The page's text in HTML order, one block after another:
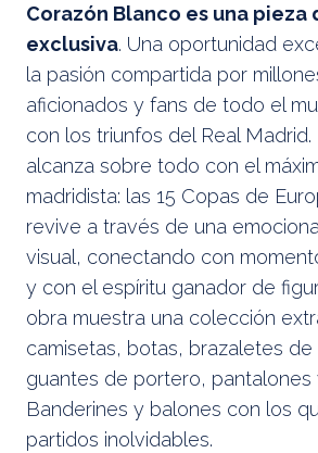
Corazón Blanco es una
exclusiva. Una oportunidad
la pasión compartida por
aficionados y fans de todo el
con los triunfos del Real
alcanza sobre todo con el
madridista: las 15 Copas de
revive a través de una
visual, conectando con
y con el espíritu ganador de
obra muestra una colección
camisetas, botas, brazaletes de
guantes de portero, pantalones
Banderines y balones con los
partidos inolvidables.